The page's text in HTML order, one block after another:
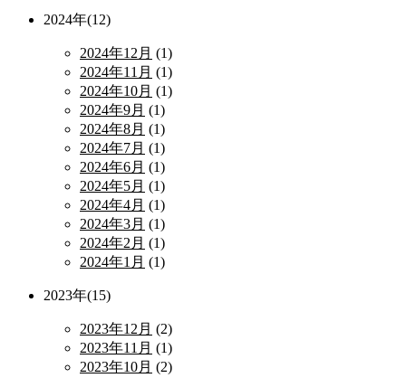
2024年(12)
2024年12月 (1)
2024年11月 (1)
2024年10月 (1)
2024年9月 (1)
2024年8月 (1)
2024年7月 (1)
2024年6月 (1)
2024年5月 (1)
2024年4月 (1)
2024年3月 (1)
2024年2月 (1)
2024年1月 (1)
2023年(15)
2023年12月 (2)
2023年11月 (1)
2023年10月 (2)